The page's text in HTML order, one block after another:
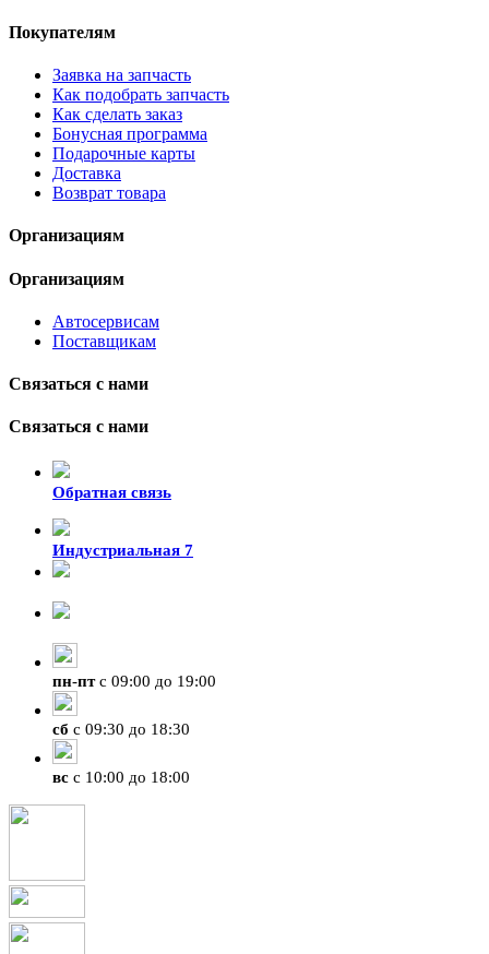
Покупателям
Заявка на запчасть
Как подобрать запчасть
Как сделать заказ
Бонусная программа
Подарочные карты
Доставка
Возврат товара
Организациям
Организациям
Автосервисам
Поставщикам
Связаться с нами
Связаться с нами
Обратная связь
Индустриальная 7
пн-птс 09:00 до 19:00
сб с 09:30 до 18:30
вс с 10:00 до 18:00